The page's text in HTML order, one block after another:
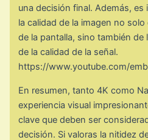
una decisión final. Además,
la calidad de la imagen no
de la pantalla, sino también de
de la calidad de la señal.
https://www.youtube.com/
En resumen, tanto 4K como
experiencia visual
clave que deben ser
decisión. Si valoras la nitidez